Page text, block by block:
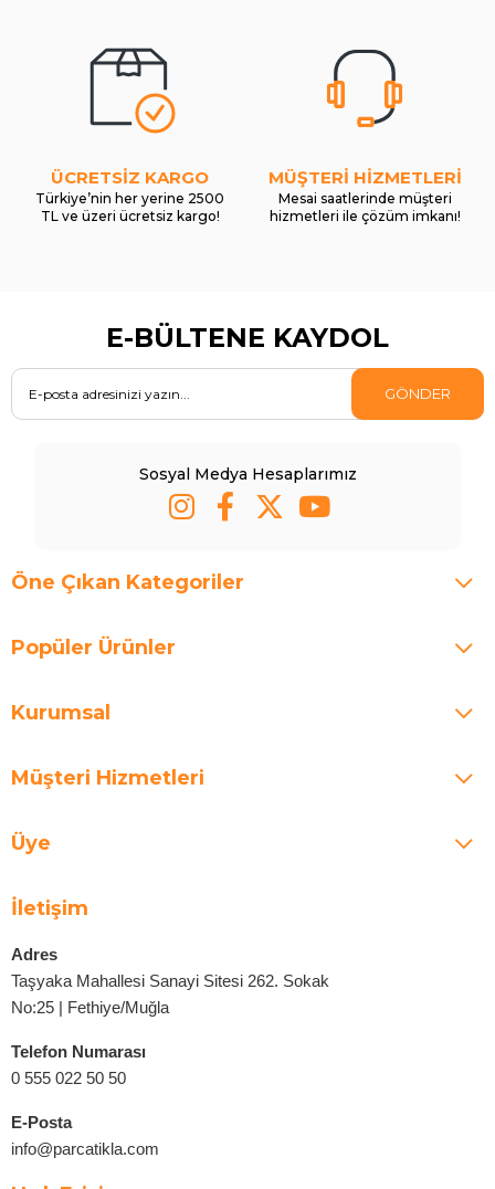
ÜCRETSİZ KARGO
Türkiye’nin her yerine 2500
TL ve üzeri ücretsiz kargo!
MÜŞTERİ HİZMETLERİ
Mesai saatlerinde müşteri
hizmetleri ile çözüm imkanı!
E-BÜLTENE KAYDOL
GÖNDER
Sosyal Medya Hesaplarımız
Öne Çıkan Kategoriler
Popüler Ürünler
Kurumsal
Müşteri Hizmetleri
Üye
İletişim
Adres
Taşyaka Mahallesi Sanayi Sitesi 262. Sokak
No:25 | Fethiye/Muğla
Telefon Numarası
0 555 022 50 50
E-Posta
info@parcatikla.com